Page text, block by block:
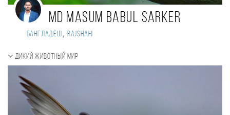
Md masum babul sarker
Бангладеш , Rajshahi
Дикий животный мир